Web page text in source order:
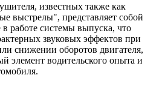
известных также как
выстрелы", представляет собой
работе системы выпуска, что
звуковых эффектов при
снижении оборотов двигателя,
элемент водительского опыта и